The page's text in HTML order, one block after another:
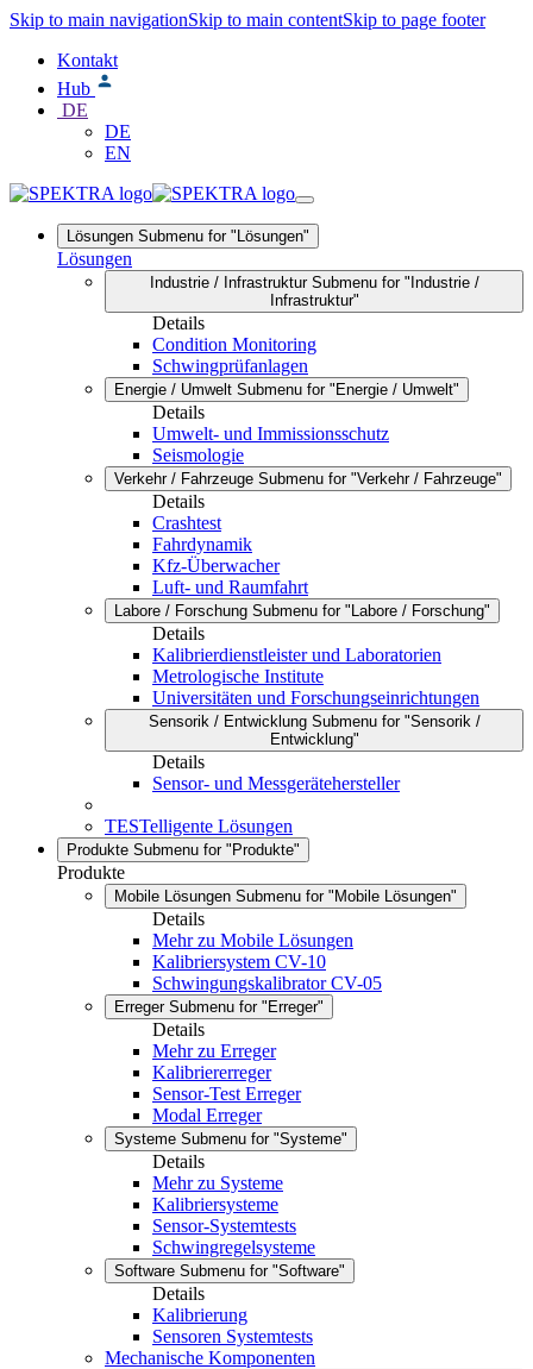
Skip to main navigationSkip to main contentSkip to page footer
Kontakt
Hub
DE
DE
EN
Lösungen Submenu for "Lösungen"
Lösungen
Industrie / Infrastruktur Submenu for "Industrie /
Infrastruktur"
Details
Condition Monitoring
Schwingprüfanlagen
Energie / Umwelt Submenu for "Energie / Umwelt"
Details
Umwelt- und Immissionsschutz
Seismologie
Verkehr / Fahrzeuge Submenu for "Verkehr / Fahrzeuge"
Details
Crashtest
Fahrdynamik
Kfz-Überwacher
Luft- und Raumfahrt
Labore / Forschung Submenu for "Labore / Forschung"
Details
Kalibrierdienstleister und Laboratorien
Metrologische Institute
Universitäten und Forschungseinrichtungen
Sensorik / Entwicklung Submenu for "Sensorik /
Entwicklung"
Details
Sensor- und Messgerätehersteller
TESTelligente Lösungen
Produkte Submenu for "Produkte"
Produkte
Mobile Lösungen Submenu for "Mobile Lösungen"
Details
Mehr zu Mobile Lösungen
Kalibriersystem CV-10
Schwingungskalibrator CV-05
Erreger Submenu for "Erreger"
Details
Mehr zu Erreger
Kalibriererreger
Sensor-Test Erreger
Modal Erreger
Systeme Submenu for "Systeme"
Details
Mehr zu Systeme
Kalibriersysteme
Sensor-Systemtests
Schwingregelsysteme
Software Submenu for "Software"
Details
Kalibrierung
Sensoren Systemtests
Mechanische Komponenten